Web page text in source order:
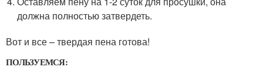
должна полностью затвердеть.
Вот и все – твердая пена готова!
ПОЛЬЗУЕМСЯ: